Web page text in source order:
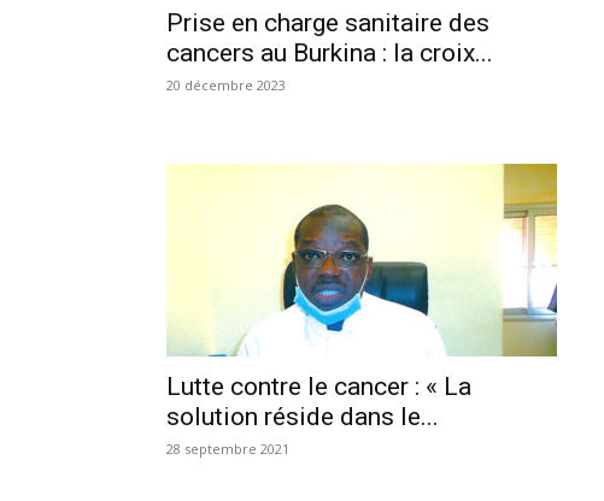
Prise en charge sanitaire des
cancers au Burkina : la croix...
20 décembre 2023
Lutte contre le cancer : « La
solution réside dans le...
28 septembre 2021